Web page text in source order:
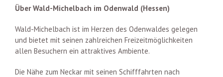
Über Wald-Michelbach im Odenwald (Hessen)
Wald-Michelbach ist im Herzen des Odenwaldes gelegen
und bietet mit seinen zahlreichen Freizeitmöglichkeiten
allen Besuchern ein attraktives Ambiente.
Die Nähe zum Neckar mit seinen Schifffahrten nach